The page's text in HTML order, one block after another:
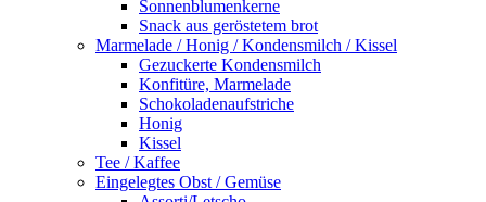
Sonnenblumenkerne
Snack aus geröstetem brot
Marmelade / Honig / Kondensmilch / Kissel
Gezuckerte Kondensmilch
Konfitüre, Marmelade
Schokoladenaufstriche
Honig
Kissel
Tee / Kaffee
Eingelegtes Obst / Gemüse